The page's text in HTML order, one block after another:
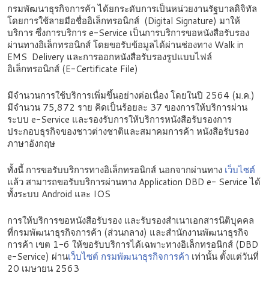
กรมพัฒนาธุรกิจการค้า ได้ยกระดับการเป็นหน่วยงานรัฐบาลดิจิทัล
โดยการใช้ลายมือชื่ออิเล็กทรอนิกส์ (Digital Signature) มาให้
บริการ ซึ่งการบริการ e-Service เป็นการบริการขอหนังสือรับรอง
ผ่านทางอิเล็กทรอนิกส์ โดยขอรับข้อมูลได้ผ่านช่องทาง Walk in
EMS Delivery และการออกหนังสือรับรองรูปแบบไฟล์
อิเล็กทรอนิกส์ (E-Certificate File)
มีจำนวนการใช้บริการเพิ่มขึ้นอย่างต่อเนื่อง โดยในปี 2564 (ม.ค.)
มีจำนวน 75,872 ราย คิดเป็นร้อยละ 37 ของการให้บริการผ่าน
ระบบ e-Service และรองรับการให้บริการหนังสือรับรองการ
ประกอบธุรกิจของชาวต่างชาติและสมาคมการค้า หนังสือรับรอง
ภาษาอังกฤษ
ทั้งนี้ การขอรับบริการทางอิเล็กทรอนิกส์ นอกจากผ่านทาง เว็บไซต์
แล้ว สามารถขอรับบริการผ่านทาง Application DBD e- Service ได้
ทั้งระบบ Android และ IOS
การให้บริการขอหนังสือรับรอง และรับรองสำเนาเอกสารนิติบุคคล
ที่กรมพัฒนาธุรกิจการค้า (ส่วนกลาง) และสำนักงานพัฒนาธุรกิจ
การค้า เขต 1-6 ให้ขอรับบริการได้เฉพาะทางอิเล็กทรอนิกส์ (DBD
e-Service) ผ่านเว็บไซต์ กรมพัฒนาธุรกิจการค้า เท่านั้น ตั้งแต่วันที่
20 เมษายน 2563